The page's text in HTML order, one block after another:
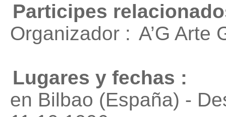
Participes
Organizador : A’G Arte
Lugares y fechas :
en Bilbao (España) -